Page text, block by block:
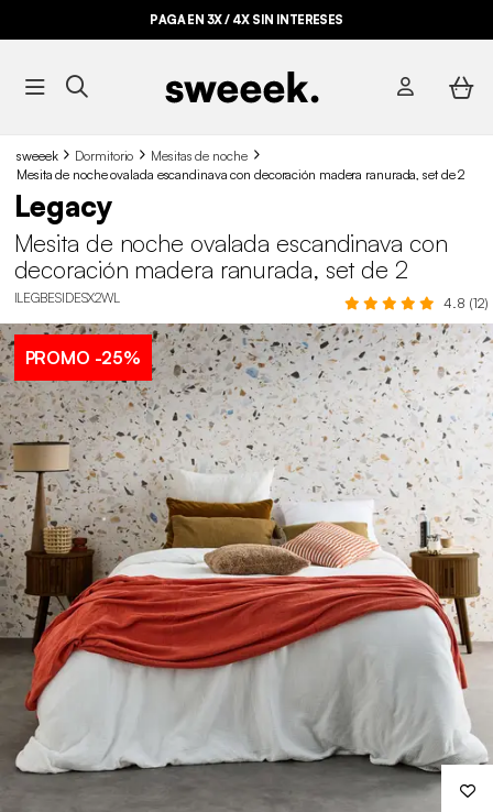
PAGA EN 3X / 4X SIN INTERESES
sweeek Dormitorio
Mesitas de noche
Mesita de noche ovalada escandinava con decoración madera ranurada, set de 2
Legacy
Mesita de noche ovalada escandinava con
decoración madera ranurada, set de 2
ILEGBESIDESX2WL 4.8 (12)
PROMO -25%